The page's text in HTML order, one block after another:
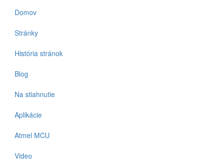
Domov
Stránky
História stránok
Blog
Na stiahnutie
Aplikácie
Atmel MCU
Video